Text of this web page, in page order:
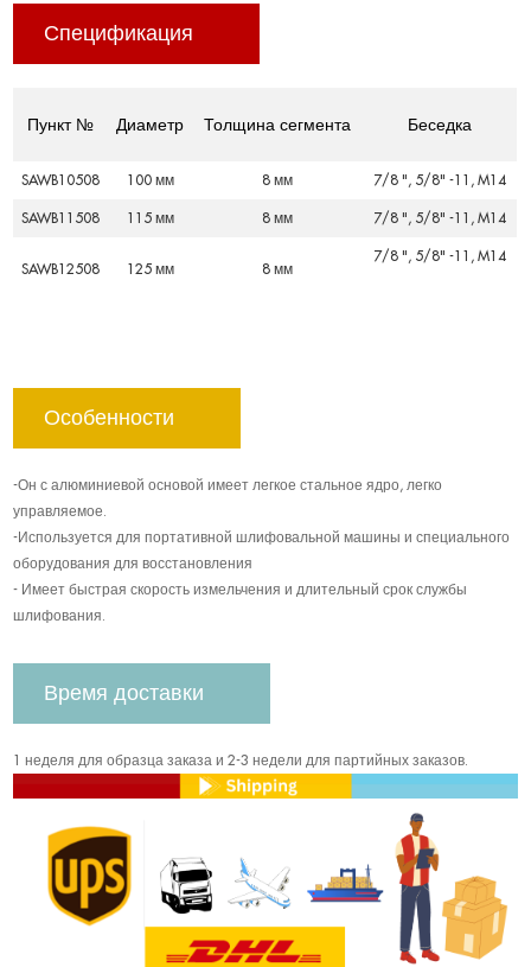
Спецификация
Пункт № Диаметр Толщина сегмента Беседка
SAWB10508 100 мм 8 мм 7/8 ", 5/8" -11, M14
SAWB11508 115 мм 8 мм 7/8 ", 5/8" -11, M14
SAWB12508 125 мм 8 мм
7/8 ", 5/8" -11, M14
Особенности
-Он с алюминиевой основой имеет легкое стальное ядро, легко
управляемое.
-Используется для портативной шлифовальной машины и специального
оборудования для восстановления
- Имеет быстрая скорость измельчения и длительный срок службы
шлифования.
Время доставки
1 неделя для образца заказа и 2-3 недели для партийных заказов.